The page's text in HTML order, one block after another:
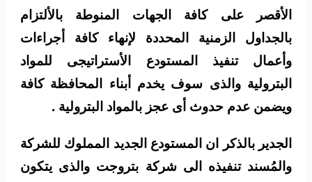
الأقصر على كافة الجهات المنوطة بالألتزام
بالجداول الزمنية المحددة لإنهاء كافة أجراءات
وأعمال تنفيذ المستودع الأستراتيجى للمواد
البترولية والذى سوف يخدم أبناء المحافظة كافة
ويضمن عدم حدوث أى عجز بالمواد البترولية .
الجدير بالذكر ان المستودع الجديد المملوك للشركة
والمُسند تنفيذه الى شركة بتروجت والذى يتكون